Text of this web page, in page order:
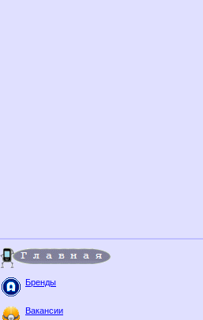
Бренды
Вакансии